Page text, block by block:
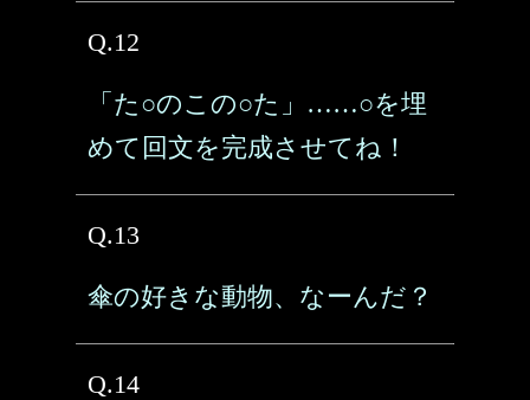
Q.12
「た○のこの○た」……○を埋
めて回文を完成させてね！
Q.13
傘の好きな動物、なーんだ？
Q.14